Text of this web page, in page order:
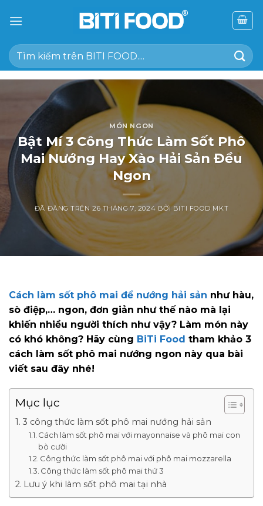
đến
dung
Tìm
kiếm:
MÓN NGON
Bật Mí 3 Công Thức Làm Sốt Phô
Mai Nướng Hay Xào Hải Sản Đều
Ngon
ĐÃ ĐĂNG TRÊN26 THÁNG 7, 2024 BỞIBITI FOOD MKT
Cách làm sốt phô mai để nướng hải sản như hàu,
sò điệp,… ngon, đơn giản như thế nào mà lại
khiến nhiều người thích như vậy? Làm món này
có khó không? Hãy cùng BiTi Food tham khảo 3
cách làm sốt phô mai nướng ngon này qua bài
viết sau đây nhé!
Mục lục
3 công thức làm sốt phô mai nướng hải sản
Cách làm sốt phô mai với mayonnaise và phô mai con
bò cười
Công thức làm sốt phô mai với phô mai mozzarella
Công thức làm sốt phô mai thứ 3
Lưu ý khi làm sốt phô mai tại nhà